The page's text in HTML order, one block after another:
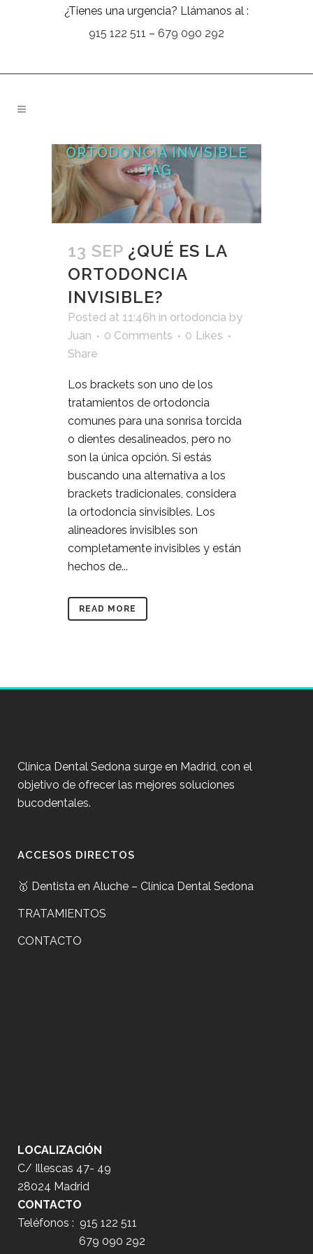
¿Tienes una urgencia? Llámanos al :
915 122 511 – 679 090 292
ORTODONCIA INVISIBLE
TAG
13 SEP ¿QUÉ ES LA
ORTODONCIA
INVISIBLE?
Posted at 11:46h in ortodoncia by
Juan
0 Comments 0 Likes
Share
Los brackets son uno de los
tratamientos de ortodoncia
comunes para una sonrisa torcida
o dientes desalineados, pero no
son la única opción. Si estás
buscando una alternativa a los
brackets tradicionales, considera
la ortodoncia sinvisibles. Los
alineadores invisibles son
completamente invisibles y están
hechos de...
READ MORE
Clínica Dental Sedona surge en Madrid, con el
objetivo de ofrecer las mejores soluciones
bucodentales.
ACCESOS DIRECTOS
🥇 Dentista en Aluche – Clínica Dental Sedona
TRATAMIENTOS
CONTACTO
LOCALIZACIÓN
C/ Illescas 47- 49
28024 Madrid
CONTACTO
Teléfonos : 915 122 511
679 090 292